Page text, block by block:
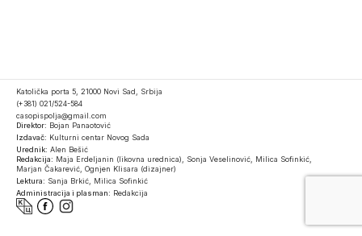
Katolička porta 5, 21000 Novi Sad, Srbija
(+381) 021/524-584
casopispolja@gmail.com
Direktor: Bojan Panaotović
Izdavač: Kulturni centar Novog Sada
Urednik: Alen Bešić
Redakcija: Maja Erdeljanin (likovna urednica), Sonja Veselinović, Milica Sofinkić,
Marjan Čakarević, Ognjen Klisara (dizajner)
Lektura: Sanja Brkić, Milica Sofinkić
Administracija i plasman: Redakcija